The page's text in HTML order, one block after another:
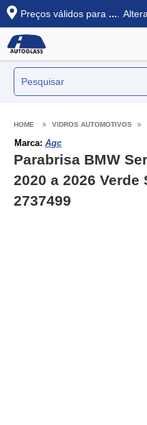
Preços válidos para ...
VIDROS AUTOMOTIVOS
Marca: Agc
Parabrisa BMW
2020 a 2026 Verde
2737499